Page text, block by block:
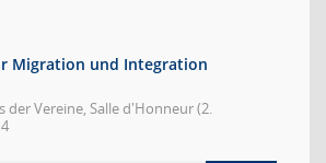
Migration und Integration
der Vereine, Salle d'Honneur (2.